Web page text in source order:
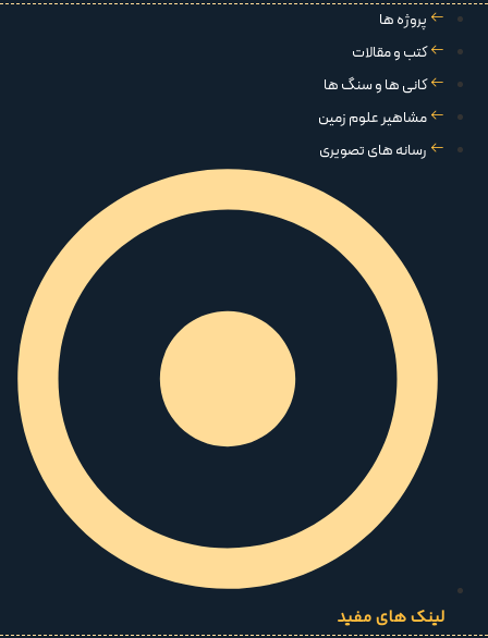
پروژه ها
کتب و مقالات
کانی ها و سنگ ها
مشاهیر علوم زمین
رسانه های تصویری
لینک های مفید